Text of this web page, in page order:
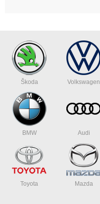
Škoda Volkswagen
BMW Audi
Toyota Mazda